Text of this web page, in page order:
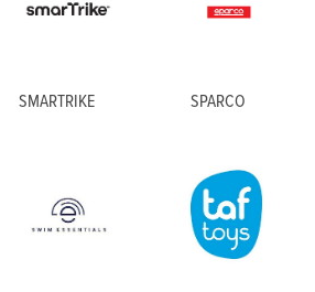
SMARTRIKE SPARCO